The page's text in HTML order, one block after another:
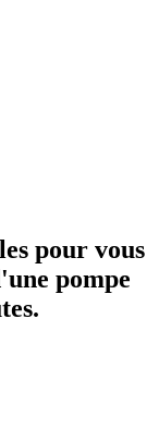
pour vous
pompe